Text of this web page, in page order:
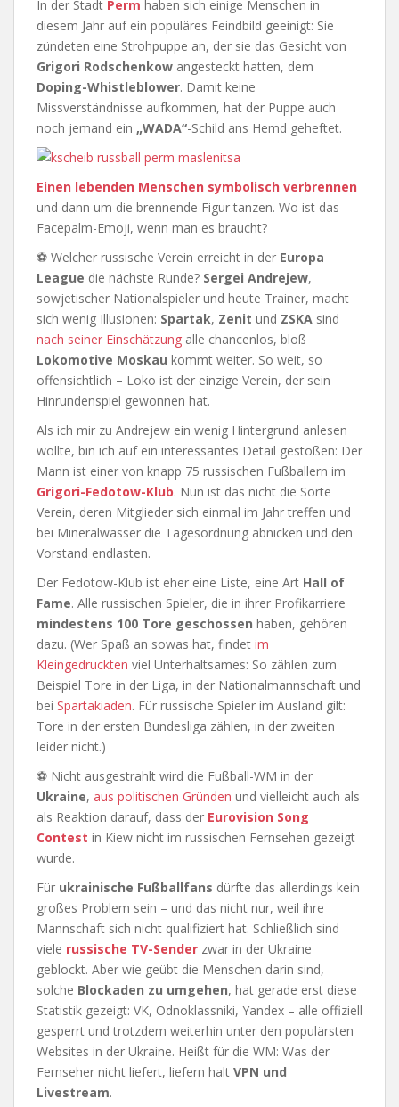
In der Stadt Perm haben sich einige Menschen in
diesem Jahr auf ein populäres Feindbild geeinigt: Sie
zündeten eine Strohpuppe an, der sie das Gesicht von
Grigori Rodschenkow angesteckt hatten, dem
Doping-Whistleblower. Damit keine
Missverständnisse aufkommen, hat der Puppe auch
noch jemand ein „WADA“-Schild ans Hemd geheftet.
Einen lebenden Menschen symbolisch verbrennen
und dann um die brennende Figur tanzen. Wo ist das
Facepalm-Emoji, wenn man es braucht?
⚽ Welcher russische Verein erreicht in der Europa
League die nächste Runde? Sergei Andrejew,
sowjetischer Nationalspieler und heute Trainer, macht
sich wenig Illusionen: Spartak, Zenit und ZSKA sind
nach seiner Einschätzung alle chancenlos, bloß
Lokomotive Moskau kommt weiter. So weit, so
offensichtlich – Loko ist der einzige Verein, der sein
Hinrundenspiel gewonnen hat.
Als ich mir zu Andrejew ein wenig Hintergrund anlesen
wollte, bin ich auf ein interessantes Detail gestoßen: Der
Mann ist einer von knapp 75 russischen Fußballern im
Grigori-Fedotow-Klub. Nun ist das nicht die Sorte
Verein, deren Mitglieder sich einmal im Jahr treffen und
bei Mineralwasser die Tagesordnung abnicken und den
Vorstand endlasten.
Der Fedotow-Klub ist eher eine Liste, eine Art Hall of
Fame. Alle russischen Spieler, die in ihrer Profikarriere
mindestens 100 Tore geschossen haben, gehören
dazu. (Wer Spaß an sowas hat, findet im
Kleingedruckten viel Unterhaltsames: So zählen zum
Beispiel Tore in der Liga, in der Nationalmannschaft und
bei Spartakiaden. Für russische Spieler im Ausland gilt:
Tore in der ersten Bundesliga zählen, in der zweiten
leider nicht.)
⚽ Nicht ausgestrahlt wird die Fußball-WM in der
Ukraine, aus politischen Gründen und vielleicht auch als
als Reaktion darauf, dass der Eurovision Song
Contest in Kiew nicht im russischen Fernsehen gezeigt
wurde.
Für ukrainische Fußballfans dürfte das allerdings kein
großes Problem sein – und das nicht nur, weil ihre
Mannschaft sich nicht qualifiziert hat. Schließlich sind
viele russische TV-Sender zwar in der Ukraine
geblockt. Aber wie geübt die Menschen darin sind,
solche Blockaden zu umgehen, hat gerade erst diese
Statistik gezeigt: VK, Odnoklassniki, Yandex – alle offiziell
gesperrt und trotzdem weiterhin unter den populärsten
Websites in der Ukraine. Heißt für die WM: Was der
Fernseher nicht liefert, liefern halt VPN und
Livestream.